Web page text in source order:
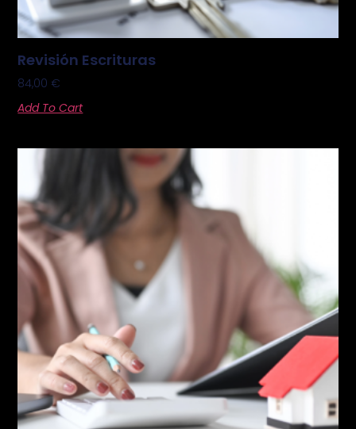
Revisión Escrituras
84,00 €
Add To Cart